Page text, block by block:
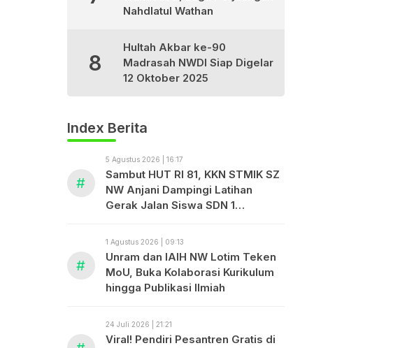
Nahdlatul Wathan
8
Hultah Akbar ke-90
Madrasah NWDI Siap Digelar
12 Oktober 2025
Index Berita
#
5 Agustus 2026 | 16:17
Sambut HUT RI 81, KKN STMIK SZ
NW Anjani Dampingi Latihan
Gerak Jalan Siswa SDN 1
#
1 Agustus 2026 | 09:13
Unram dan IAIH NW Lotim Teken
MoU, Buka Kolaborasi Kurikulum
hingga Publikasi Ilmiah
24 Juli 2026 | 21:21
Viral! Pendiri Pesantren Gratis di